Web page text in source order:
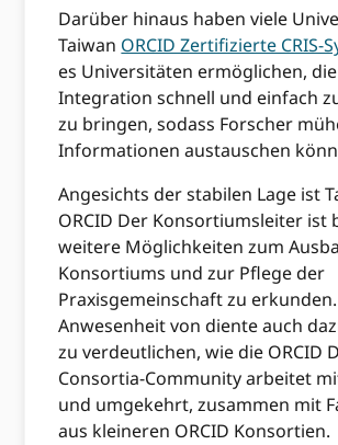
Darüber hinaus haben viele
Taiwan ORCID Zertifizierte CRIS-
es Universitäten ermöglichen, die
Integration schnell und einfach
zu bringen, sodass Forscher
Informationen austauschen
Angesichts der stabilen Lage ist
ORCID Der Konsortiumsleiter ist
weitere Möglichkeiten zum
Konsortiums und zur Pflege der
Praxisgemeinschaft zu erkunden.
Anwesenheit von diente auch
zu verdeutlichen, wie die ORCID
Consortia-Community arbeitet
und umgekehrt, zusammen mit
aus kleineren ORCID Konsortien.